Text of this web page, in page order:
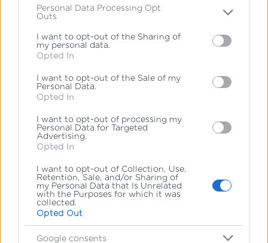
Please note that this website/app uses one or more
Google services and may gather and store information
including but not limited to your visit or usage
behaviour. You may click to grant or deny consent to
below specified purposes in below Google consent
section.
Personal Data Processing Opt
Outs
I want to opt-out of the Sharing of
my personal data.
Opted In
I want to opt-out of the Sale of my
Personal Data.
Opted In
I want to opt-out of processing my
Personal Data for Targeted
Advertising.
Opted In
I want to opt-out of Collection, Use,
Retention, Sale, and/or Sharing of
my Personal Data that Is Unrelated
with the Purposes for which it was
collected.
Opted Out
Google consents
ένα έτος και με βοήθησε να
εφαρμόσω το «Από τη θεωρία στην
πράξη». Πλέον εργάζομαι εκεί 2 έτη,
ως προπονήτρια Α’ κατηγορίας,
Γραμματεία Αθλητισμού.
μου με το μεταπτυχιακό πρόγραμμα
Master 2, στο Κολλέγιο, για να
διευρύνω περαιτέρω το γνωστικό